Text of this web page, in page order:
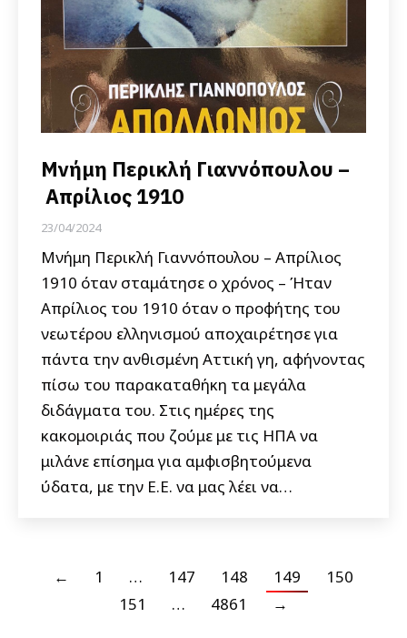
Μνήμη Περικλή Γιαννόπουλου –
Απρίλιος 1910
23/04/2024
Μνήμη Περικλή Γιαννόπουλου – Απρίλιος
1910 όταν σταμάτησε ο χρόνος – Ήταν
Απρίλιος του 1910 όταν ο προφήτης του
νεωτέρου ελληνισμού αποχαιρέτησε για
πάντα την ανθισμένη Αττική γη, αφήνοντας
πίσω του παρακαταθήκη τα μεγάλα
διδάγματα του. Στις ημέρες της
κακομοιριάς που ζούμε με τις ΗΠΑ να
μιλάνε επίσημα για αμφισβητούμενα
ύδατα, με την Ε.Ε. να μας λέει να…
← 1 … 147 148 149
150
151
… 4861 →